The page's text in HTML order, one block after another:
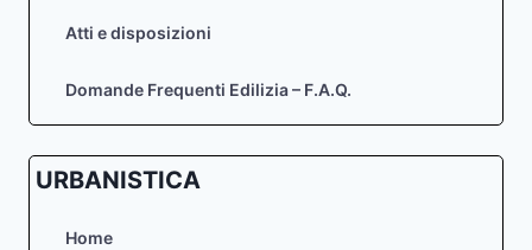
Atti e disposizioni
Domande Frequenti Edilizia – F.A.Q.
URBANISTICA
Home